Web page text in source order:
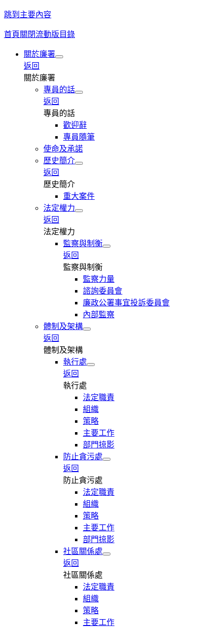
跳到主要內容
首頁 關閉流動版目錄
關於廉署
返回
關於廉署
專員的話
返回
專員的話
歡迎辭
專員隨筆
使命及承諾
歷史簡介
返回
歷史簡介
重大案件
法定權力
返回
法定權力
監察與制衡
返回
監察與制衡
監察力量
諮詢委員會
廉政公署事宜投訴委員會
內部監察
體制及架構
返回
體制及架構
執行處
返回
執行處
法定職責
組織
策略
主要工作
部門掠影
防止貪污處
返回
防止貪污處
法定職責
組織
策略
主要工作
部門掠影
社區關係處
返回
社區關係處
法定職責
組織
策略
主要工作